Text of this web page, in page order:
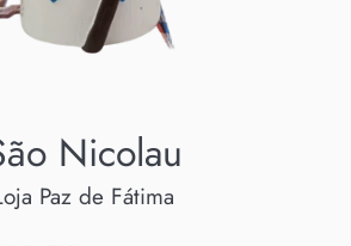
Nicolau
Paz de Fátima